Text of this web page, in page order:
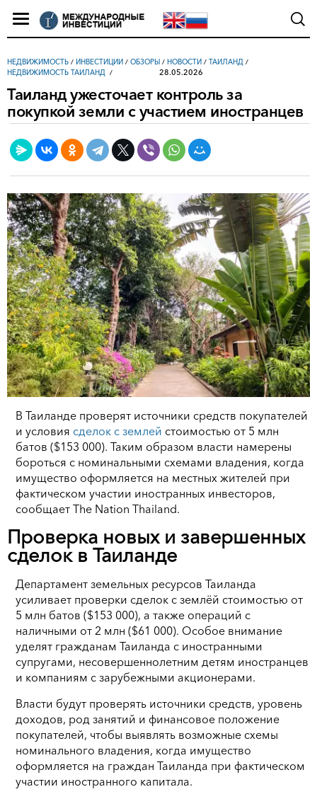
НЕДВИЖИМОСТЬ / ИНВЕСТИЦИИ / ОБЗОРЫ / НОВОСТИ / ТАИЛАНД /
НЕДВИЖИМОСТЬ ТАИЛАНД
28.05.2026
Таиланд ужесточает контроль за
покупкой земли с участием иностранцев
В Таиланде проверят источники средств покупателей
и условия сделок с землей стоимостью от 5 млн
батов ($153 000). Таким образом власти намерены
бороться с номинальными схемами владения, когда
имущество оформляется на местных жителей при
фактическом участии иностранных инвесторов,
сообщает The Nation Thailand.
Проверка новых и завершенных
сделок в Таиланде
Департамент земельных ресурсов Таиланда
усиливает проверки сделок с землёй стоимостью от
5 млн батов ($153 000), а также операций с
наличными от 2 млн ($61 000). Особое внимание
уделят гражданам Таиланда с иностранными
супругами, несовершеннолетним детям иностранцев
и компаниям с зарубежными акционерами.
Власти будут проверять источники средств, уровень
доходов, род занятий и финансовое положение
покупателей, чтобы выявлять возможные схемы
номинального владения, когда имущество
оформляется на граждан Таиланда при фактическом
участии иностранного капитала.